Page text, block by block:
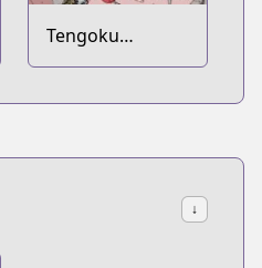
Tengoku
Daimakyou
↓